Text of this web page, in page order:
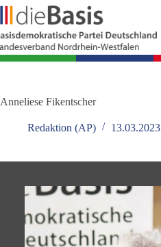
Zum
Inhalt
springen
Anneliese Fikentscher
Redaktion (AP) 13.03.2023